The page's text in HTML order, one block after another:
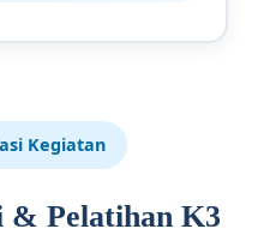
Kegiatan
& Pelatihan K3